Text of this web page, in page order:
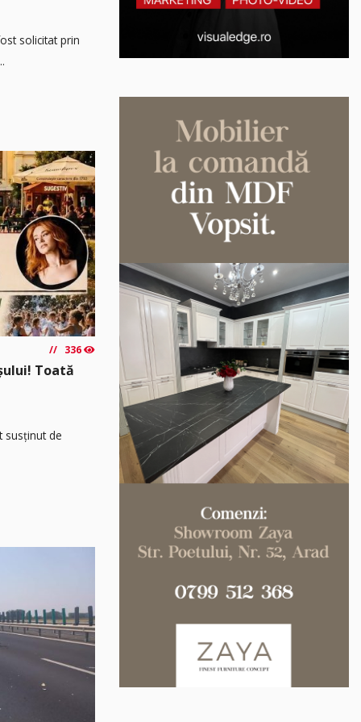
solicitat prin
336
Toată
susținut de